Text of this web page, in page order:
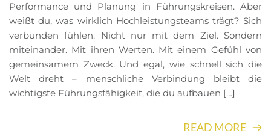
Performance und Planung in Führungskreisen. Aber
weißt du, was wirklich Hochleistungsteams trägt? Sich
verbunden fühlen. Nicht nur mit dem Ziel. Sondern
miteinander. Mit ihren Werten. Mit einem Gefühl von
gemeinsamem Zweck. Und egal, wie schnell sich die
Welt dreht – menschliche Verbindung bleibt die
wichtigste Führungsfähigkeit, die du aufbauen […]
READ MORE